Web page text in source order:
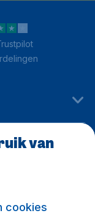
van
cookies